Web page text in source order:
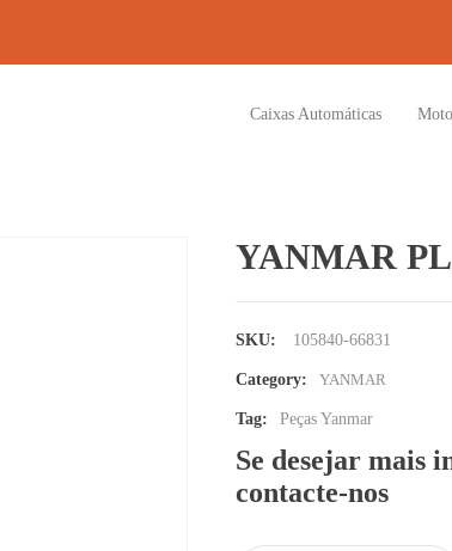
Caixas Automáticas
YANMAR
SKU: 105840-66831
Category: YANMAR
Tag: Peças Yanmar
Se desejar mais
contacte-nos